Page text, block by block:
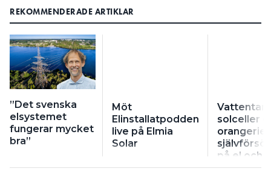
REKOMMENDERADE ARTIKLAR
”Det svenska
elsystemet
fungerar mycket
bra”
Möt
Elinstallatpodden
live på Elmia
Solar
solceller
orangeriet
på el och